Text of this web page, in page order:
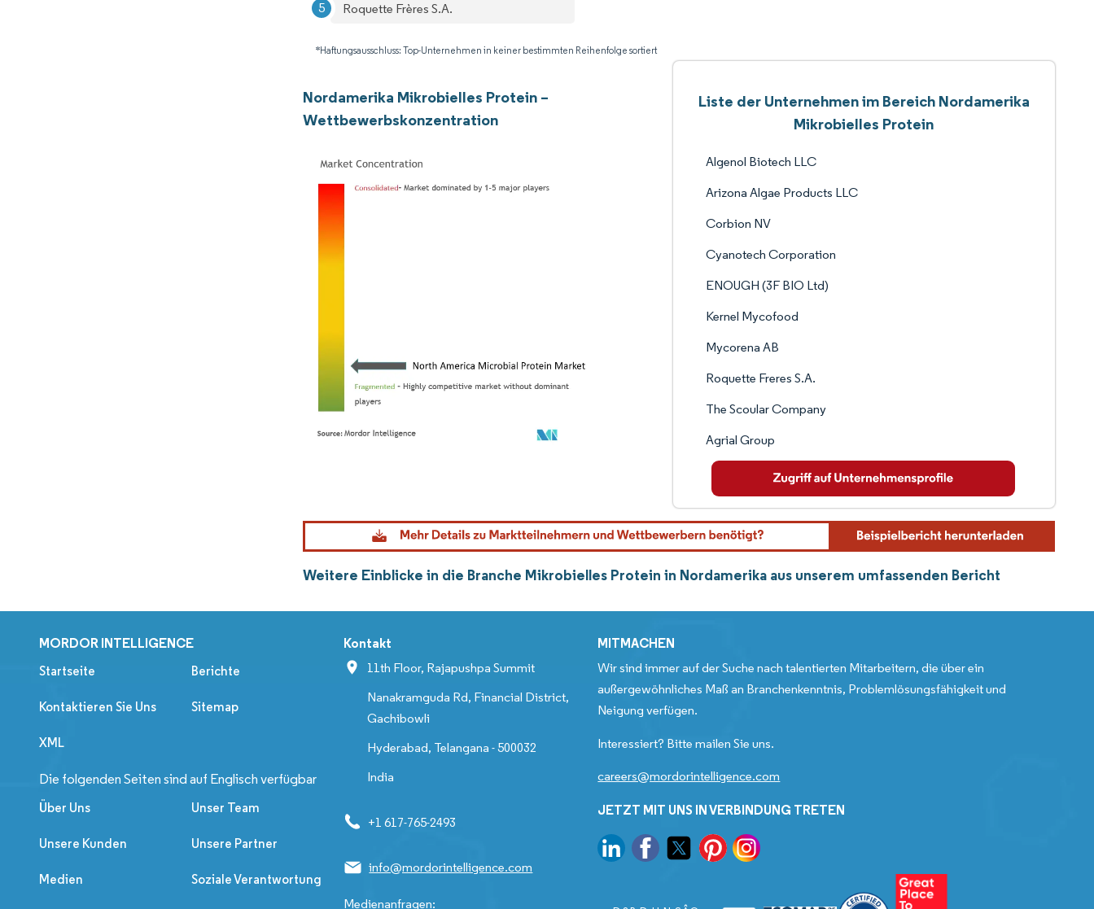
Roquette Frères S.A.
*Haftungsausschluss: Top-Unternehmen in keiner bestimmten Reihenfolge sortiert
Nordamerika Mikrobielles Protein –
Wettbewerbskonzentration
Liste der Unternehmen im Bereich Nordamerika
Mikrobielles Protein
Algenol Biotech LLC
Arizona Algae Products LLC
Corbion NV
Cyanotech Corporation
ENOUGH (3F BIO Ltd)
Kernel Mycofood
Mycorena AB
Roquette Freres S.A.
The Scoular Company
Agrial Group
Weitere Einblicke in die Branche Mikrobielles Protein in Nordamerika aus unserem umfassenden Bericht
MORDOR INTELLIGENCE
Startseite Berichte
Kontaktieren Sie Uns Sitemap
XML
Die folgenden Seiten sind auf Englisch verfügbar
Über Uns Unser Team
Unsere Kunden Unsere Partner
Medien Soziale Verantwortung
Kontakt
11th Floor, Rajapushpa Summit
Nanakramguda Rd, Financial District,
Gachibowli
Hyderabad, Telangana - 500032
India
+1 617-765-2493
info@mordorintelligence.com
Medienanfragen:
MITMACHEN
Wir sind immer auf der Suche nach talentierten Mitarbeitern, die über ein
außergewöhnliches Maß an Branchenkenntnis, Problemlösungsfähigkeit und
Neigung verfügen.
Interessiert? Bitte mailen Sie uns.
careers@mordorintelligence.com
JETZT MIT UNS IN VERBINDUNG TRETEN